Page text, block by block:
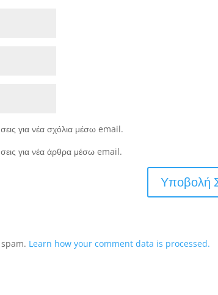
για νέα σχόλια μέσω email.
για νέα άρθρα μέσω email.
Learn how your comment data is processed.